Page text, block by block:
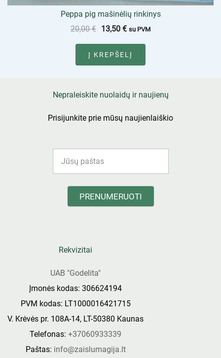
Peppa pig mašinėlių rinkinys
20,00€ 13,50 € su PVM
Į KREPŠELĮ
Nepraleiskite nuolaidų ir naujienų
Prisijunkite prie mūsų naujienlaiškio
PRENUMERUOTI
Rekvizitai
UAB "Godelita"
Įmonės kodas: 306624194
PVM kodas: LT1000016421715
V. Krėvės pr. 108A-14, LT-50380 Kaunas
Telefonas: +37060933339
Paštas: info@zaislumagija.lt